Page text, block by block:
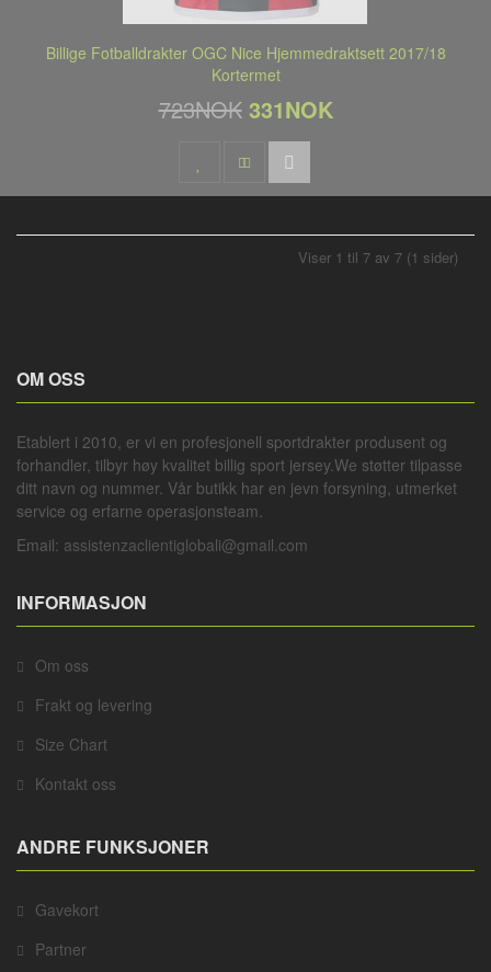
Billige Fotballdrakter OGC Nice Hjemmedraktsett 2017/18
Kortermet
723NOK 331NOK
Viser 1 til 7 av 7 (1 sider)
OM OSS
Etablert i 2010, er vi en profesjonell sportdrakter produsent og
forhandler, tilbyr høy kvalitet billig sport jersey.We støtter tilpasse
ditt navn og nummer. Vår butikk har en jevn forsyning, utmerket
service og erfarne operasjonsteam.
Email: assistenzaclientiglobali@gmail.com
INFORMASJON
Om oss
Frakt og levering
Size Chart
Kontakt oss
ANDRE FUNKSJONER
Gavekort
Partner